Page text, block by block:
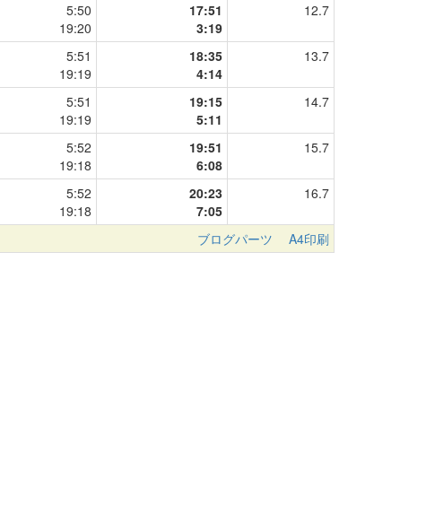
5:50
19:20
17:51
3:19
12.7
5:51
19:19
18:35
4:14
13.7
5:51
19:19
19:15
5:11
14.7
5:52
19:18
19:51
6:08
15.7
5:52
19:18
20:23
7:05
16.7
ブログパーツ A4印刷